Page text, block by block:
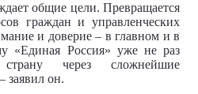
общие цели. Превращается
граждан и управленческих
и доверие – в главном и в
«Единая Россия» уже не раз
через сложнейшие
заявил он.